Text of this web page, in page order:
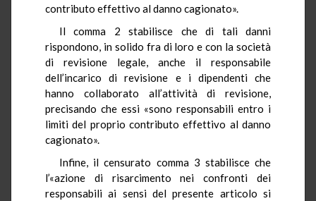
contributo effettivo al danno cagionato».
Il comma 2 stabilisce che di tali danni
rispondono, in solido fra di loro e con la società
di revisione legale, anche il responsabile
dell’incarico di revisione e i dipendenti che
hanno collaborato all’attività di revisione,
precisando che essi «sono responsabili entro i
limiti del proprio contributo effettivo al danno
cagionato».
Infine, il censurato comma 3 stabilisce che
l’«azione di risarcimento nei confronti dei
responsabili ai sensi del presente articolo si